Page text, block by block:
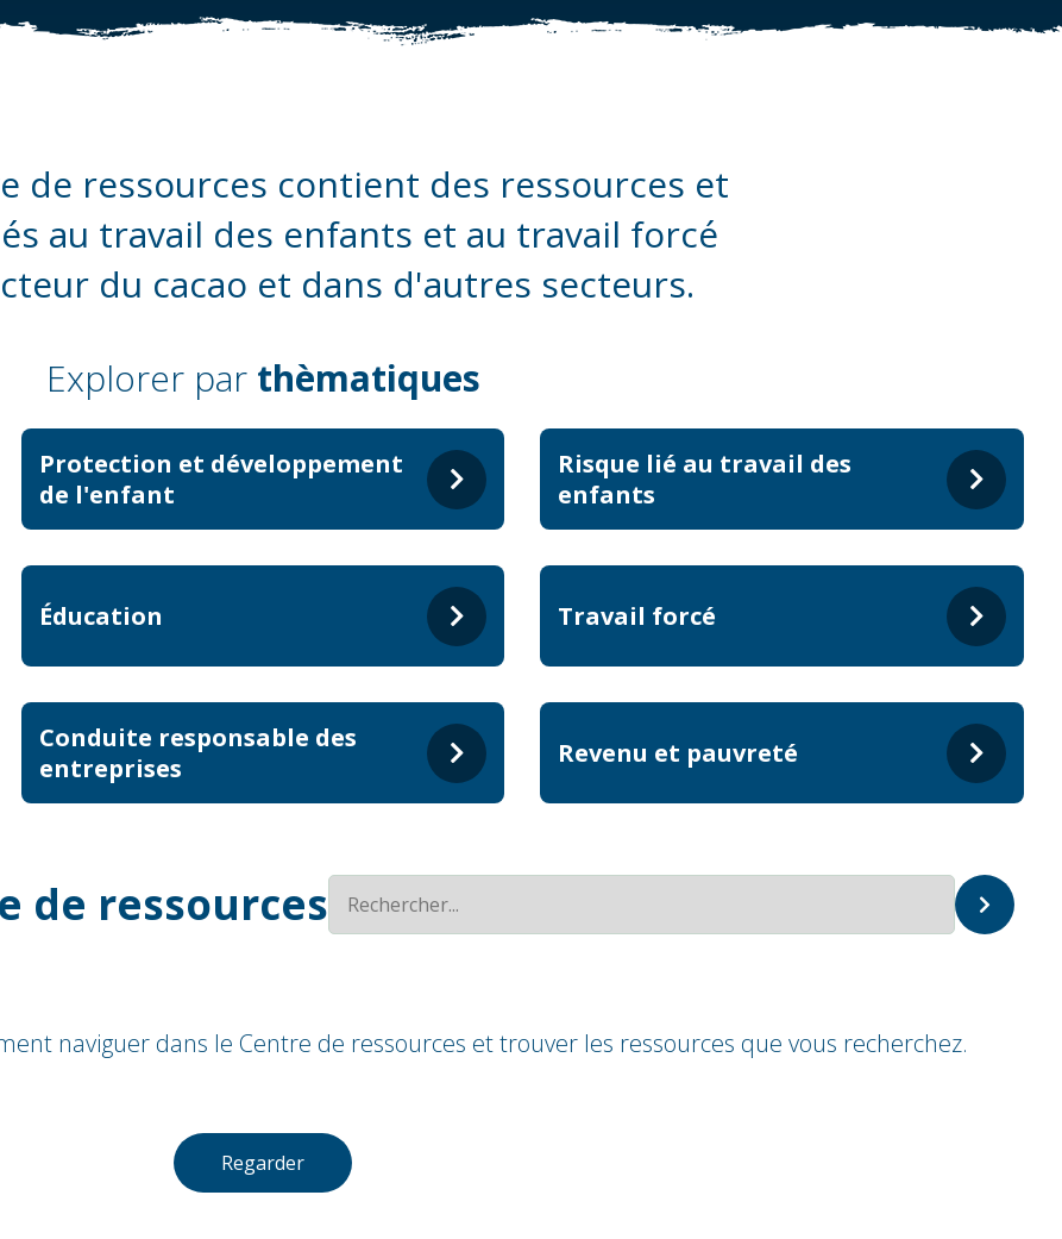
de ressources contient des ressources et
au travail des enfants et au travail forcé
du cacao et dans d'autres secteurs.
Explorer par thèmatiques
Protection et développement
de l'enfant
Risque lié au travail des
enfants
Éducation Travail forcé
Conduite responsable des
entreprises
Revenu et pauvreté
de ressources
naviguer dans le Centre de ressources et trouver les ressources que vous recherchez.
Regarder